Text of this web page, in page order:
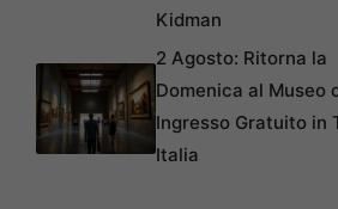
Kidman
2 Agosto: Ritorna la
Domenica al Museo
Ingresso Gratuito in
Italia